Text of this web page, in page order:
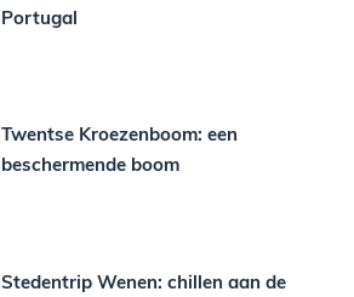
Portugal
Twentse Kroezenboom: een
beschermende boom
Stedentrip Wenen: chillen aan de